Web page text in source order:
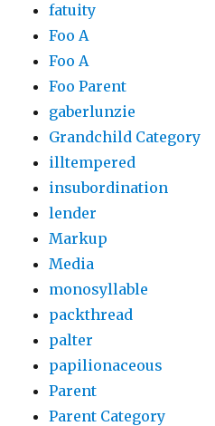
fatuity
Foo A
Foo A
Foo Parent
gaberlunzie
Grandchild Category
illtempered
insubordination
lender
Markup
Media
monosyllable
packthread
palter
papilionaceous
Parent
Parent Category